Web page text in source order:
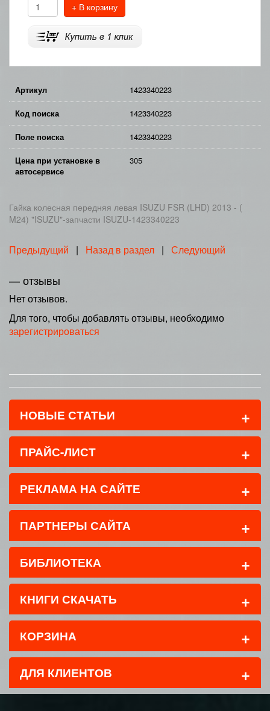
+ В корзину
Артикул 1423340223
Код поиска 1423340223
Поле поиска 1423340223
Цена при установке в
автосервисе
305
Гайка колесная передняя левая ISUZU FSR (LHD) 2013 - (
M24) "ISUZU"-запчасти ISUZU-1423340223
Предыдущий | Назад в раздел | Следующий
— отзывы
Нет отзывов.
Для того, чтобы добавлять отзывы, необходимо
зарегистрироваться
НОВЫЕ СТАТЬИ +
ПРАЙС-ЛИСТ +
РЕКЛАМА НА САЙТЕ +
ПАРТНЕРЫ САЙТА +
БИБЛИОТЕКА +
КНИГИ СКАЧАТЬ +
КОРЗИНА +
ДЛЯ КЛИЕНТОВ +